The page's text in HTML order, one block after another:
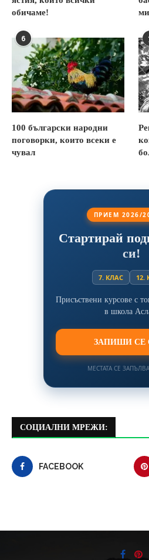
обичаме!
6
100 български народни
поговорки, които всеки е
чувал
ПРИЕМ 2026/
Стартирай
си!
7. КЛАС 12.
Присъствени курсове с
в школа
ЗАПИШИ СЕ
МЕСТАТА СЕ
СОЦИАЛНИ МРЕЖИ:
FACEBOOK